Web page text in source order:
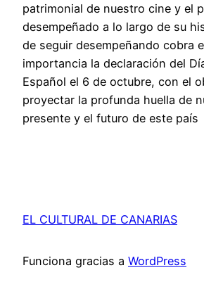
patrimonial de nuestro cine y el
desempeñado a lo largo de su
de seguir desempeñando cobra
importancia la declaración del
Español el 6 de octubre, con el
proyectar la profunda huella de
presente y el futuro de este país
EL CULTURAL DE CANARIAS
Funciona gracias a WordPress